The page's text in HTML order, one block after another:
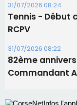
31/07/2026 08:24
Tennis - Début
RCPV
31/07/2026 08:22
82ème
Commandant